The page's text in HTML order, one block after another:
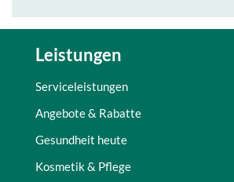
Leistungen
Serviceleistungen
Angebote & Rabatte
Gesundheit heute
Kosmetik & Pflege